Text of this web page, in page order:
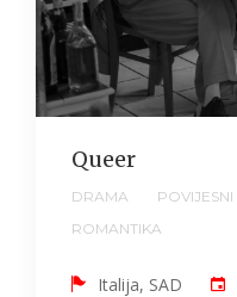
Queer
DRAMA POVIJESNI
ROMANTIKA
Italija, SAD